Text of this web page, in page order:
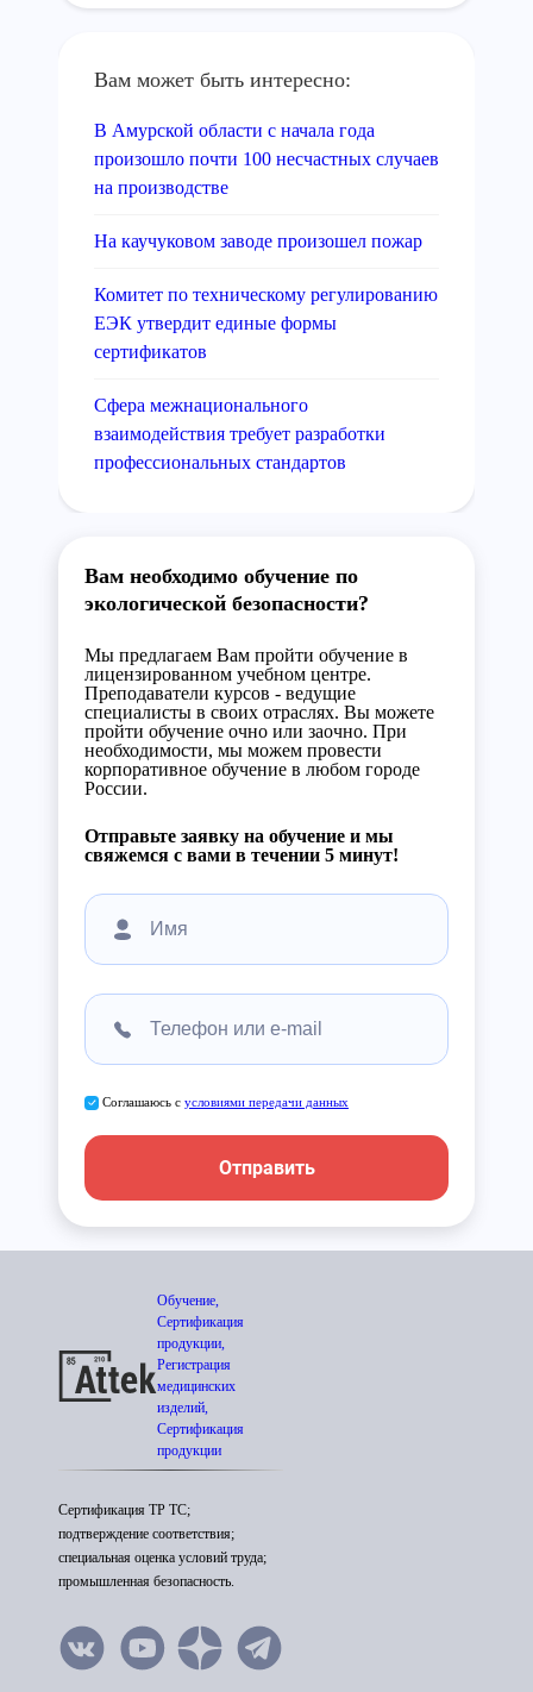
Вам может быть интересно:
В Амурской области с начала года
произошло почти 100 несчастных случаев
на производстве
На каучуковом заводе произошел пожар
Комитет по техническому регулированию
ЕЭК утвердит единые формы
сертификатов
Сфера межнационального
взаимодействия требует разработки
профессиональных стандартов
Вам необходимо обучение по
экологической безопасности?
Мы предлагаем Вам пройти обучение в
лицензированном учебном центре.
Преподаватели курсов - ведущие
специалисты в своих отраслях. Вы можете
пройти обучение очно или заочно. При
необходимости, мы можем провести
корпоративное обучение в любом городе
России.
Отправьте заявку на обучение и мы
свяжемся с вами в течении 5 минут!
Соглашаюсь с условиями передачи данных
Отправить
Обучение,
Сертификация
продукции,
Регистрация
медицинских
изделий,
Сертификация
продукции
Сертификация ТР ТС;
подтверждение соответствия;
специальная оценка условий труда;
промышленная безопасность.